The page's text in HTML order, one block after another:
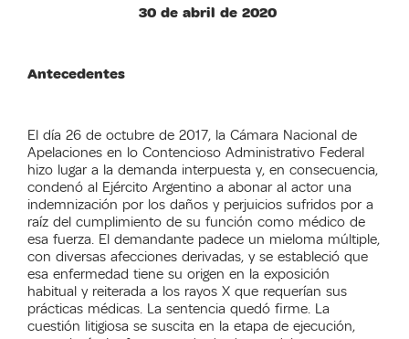
30 de abril de 2020
Antecedentes
El día 26 de octubre de 2017, la Cámara Nacional de
Apelaciones en lo Contencioso Administrativo Federal
hizo lugar a la demanda interpuesta y, en consecuencia,
condenó al Ejército Argentino a abonar al actor una
indemnización por los daños y perjuicios sufridos por a
raíz del cumplimiento de su función como médico de
esa fuerza. El demandante padece un mieloma múltiple,
con diversas afecciones derivadas, y se estableció que
esa enfermedad tiene su origen en la exposición
habitual y reiterada a los rayos X que requerían sus
prácticas médicas. La sentencia quedó firme. La
cuestión litigiosa se suscita en la etapa de ejecución,